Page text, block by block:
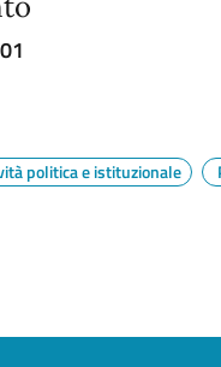
politica e istituzionale